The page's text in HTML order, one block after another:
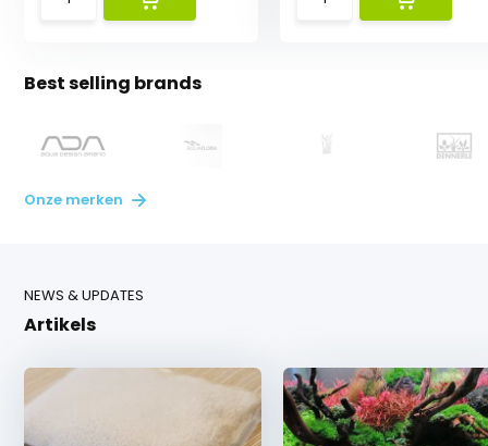
Best selling brands
Onze merken
NEWS & UPDATES
Artikels